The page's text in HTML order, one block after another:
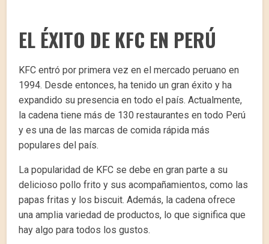
EL ÉXITO DE KFC EN PERÚ
KFC entró por primera vez en el mercado peruano en
1994. Desde entonces, ha tenido un gran éxito y ha
expandido su presencia en todo el país. Actualmente,
la cadena tiene más de 130 restaurantes en todo Perú
y es una de las marcas de comida rápida más
populares del país.
La popularidad de KFC se debe en gran parte a su
delicioso pollo frito y sus acompañamientos, como las
papas fritas y los biscuit. Además, la cadena ofrece
una amplia variedad de productos, lo que significa que
hay algo para todos los gustos.